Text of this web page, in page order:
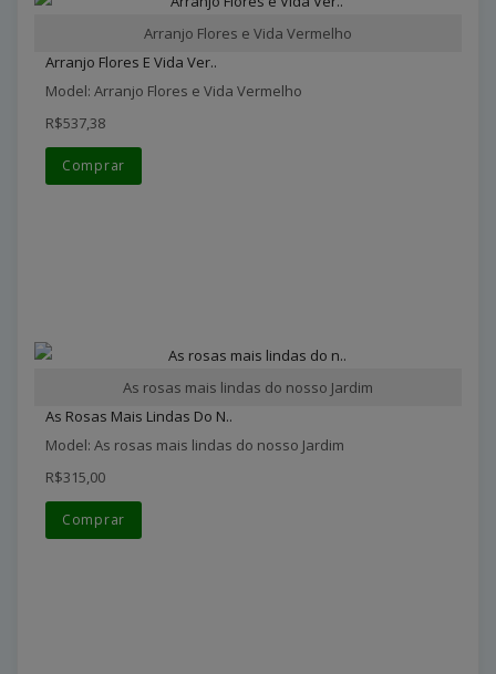
Arranjo Flores e Vida Vermelho
Arranjo Flores E Vida Ver..
Model: Arranjo Flores e Vida Vermelho
R$537,38
Comprar
As rosas mais lindas do nosso Jardim
As Rosas Mais Lindas Do N..
Model: As rosas mais lindas do nosso Jardim
R$315,00
Comprar